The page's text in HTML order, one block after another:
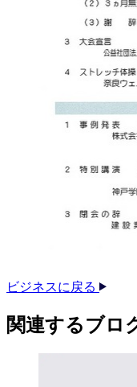
ビジネスに戻る
関連する​ブロ